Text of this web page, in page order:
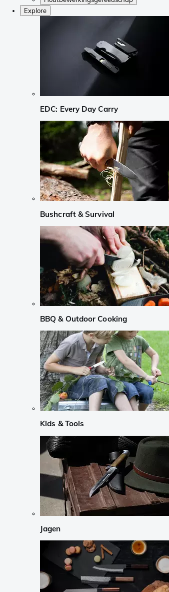
Explore
EDC: Every Day Carry
Bushcraft & Survival
BBQ & Outdoor Cooking
Kids & Tools
Jagen